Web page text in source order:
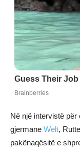
Në një intervistë për
gjermane Welt,
pakënaqësitë e